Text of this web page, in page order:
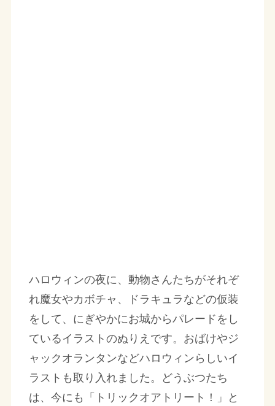
ハロウィンの夜に、動物さんたちがそれぞ
れ魔女やカボチャ、ドラキュラなどの仮装
をして、にぎやかにお城からパレードをし
ているイラストのぬりえです。おばけやジ
ャックオランタンなどハロウィンらしいイ
ラストも取り入れました。どうぶつたち
は、今にも「トリックオアトリート！」と